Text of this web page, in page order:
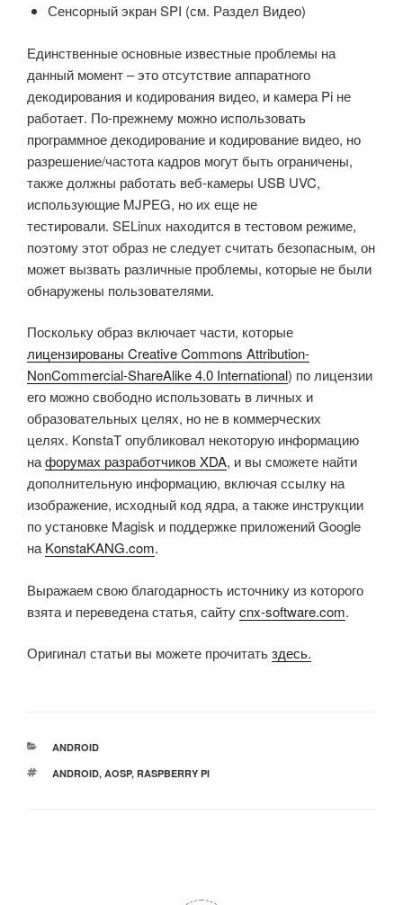
Сенсорный экран SPI (см. Раздел Видео)
Единственные основные известные проблемы на
данный момент – это отсутствие аппаратного
декодирования и кодирования видео, и камера Pi не
работает. По-прежнему можно использовать
программное декодирование и кодирование видео, но
разрешение/частота кадров могут быть ограничены,
также должны работать веб-камеры USB UVC,
использующие MJPEG, но их еще не
тестировали. SELinux находится в тестовом режиме,
поэтому этот образ не следует считать безопасным, он
может вызвать различные проблемы, которые не были
обнаружены пользователями.
Поскольку образ включает части, которые
лицензированы Creative Commons Attribution-
NonCommercial-ShareAlike 4.0 International) по лицензии
его можно свободно использовать в личных и
образовательных целях, но не в коммерческих
целях. KonstaT опубликовал некоторую информацию
нафорумах разработчиков XDA, и вы сможете найти
дополнительную информацию, включая ссылку на
изображение, исходный код ядра, а также инструкции
по установке Magisk и поддержке приложений Google
наKonstaKANG.com.
Выражаем свою благодарность источнику из которого
взята и переведена статья, сайтуcnx-software.com.
Оригинал статьи вы можете прочитатьздесь.
РУБРИКИ
ANDROID
МЕТКИ
ANDROID, AOSP, RASPBERRY PI